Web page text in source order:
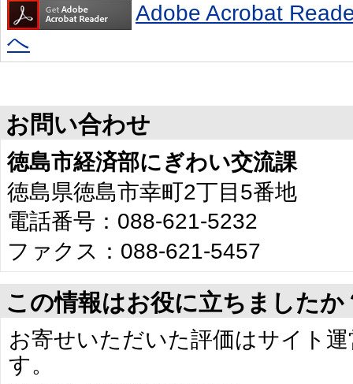
Adobe Acrobat
へ
お問い合わせ
徳島市経済部にぎわい交流課
徳島県徳島市幸町2丁目5番地
電話番号：088-621-5232
ファクス：088-621-5457
この情報はお役に立ちましたか
お寄せいただいた評価はサイト
す。